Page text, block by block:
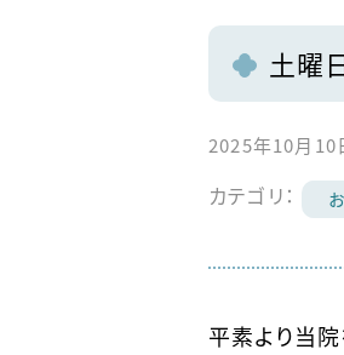
土曜
2025年10月10
カテゴリ：
平素より当院